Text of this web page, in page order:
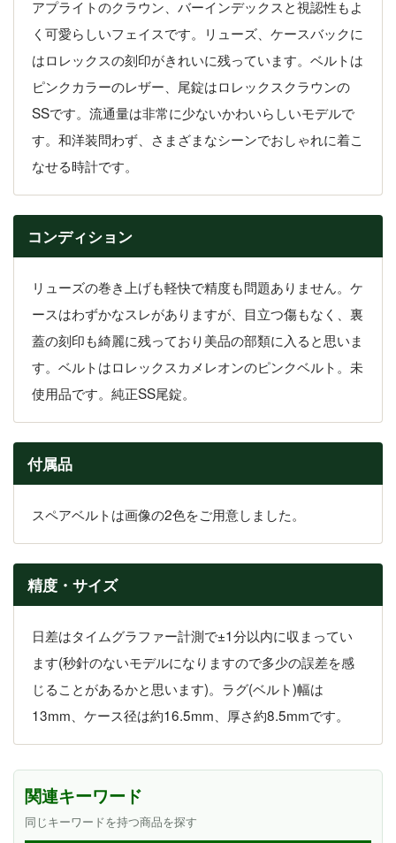
アプライトのクラウン、バーインデックスと視認性もよ
く可愛らしいフェイスです。リューズ、ケースバックに
はロレックスの刻印がきれいに残っています。ベルトは
ピンクカラーのレザー、尾錠はロレックスクラウンの
SSです。流通量は非常に少ないかわいらしいモデルで
す。和洋装問わず、さまざまなシーンでおしゃれに着こ
なせる時計です。
コンディション
リューズの巻き上げも軽快で精度も問題ありません。ケ
ースはわずかなスレがありますが、目立つ傷もなく、裏
蓋の刻印も綺麗に残っており美品の部類に入ると思いま
す。ベルトはロレックスカメレオンのピンクベルト。未
使用品です。純正SS尾錠。
付属品
スペアベルトは画像の2色をご用意しました。
精度・サイズ
日差はタイムグラファー計測で±1分以内に収まってい
ます(秒針のないモデルになりますので多少の誤差を感
じることがあるかと思います)。ラグ(ベルト)幅は
13mm、ケース径は約16.5mm、厚さ約8.5mmです。
関連キーワード
同じキーワードを持つ商品を探す